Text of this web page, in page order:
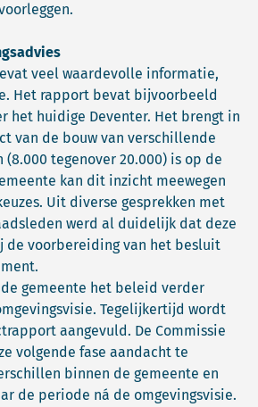
veel waardevolle informatie,
Het rapport bevat bijvoorbeeld
het huidige Deventer. Het brengt in
van de bouw van verschillende
tegenover 20.000) is op de
kan dit inzicht meewegen
Uit diverse gesprekken met
werd al duidelijk dat deze
voorbereiding van het besluit
gemeente het beleid verder
Tegelijkertijd wordt
aangevuld. De Commissie
volgende fase aandacht te
binnen de gemeente en
de periode ná de omgevingsvisie.